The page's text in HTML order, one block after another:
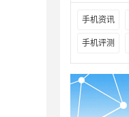
手机资讯
手机评测